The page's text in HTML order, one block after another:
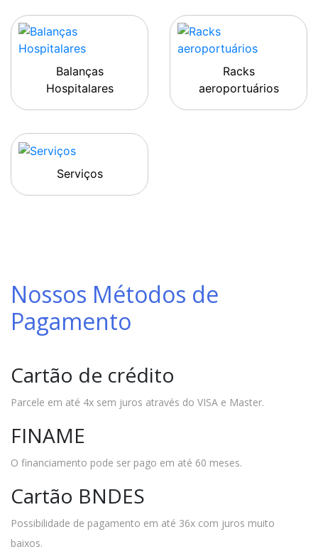
Balanças
Hospitalares
Racks
aeroportuários
Serviços
Nossos Métodos de
Pagamento
Cartão de crédito
Parcele em até 4x sem juros através do VISA e Master.
FINAME
O financiamento pode ser pago em até 60 meses.
Cartão BNDES
Possibilidade de pagamento em até 36x com juros muito
baixos.